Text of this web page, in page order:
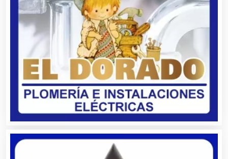
Análisis de Aguas
Animadores de Eventos
Aparatos y Equipos Eléctricos
Arquitectos